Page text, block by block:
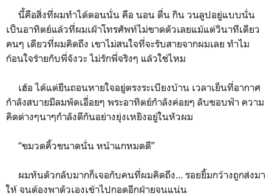
นี้คือสิ่งที่ผมทำได้ตอนนั่น คือ นอน ตื่น กิน วนลูปอยู่แบบนั่น
เป็นอาทิตย์แล้วที่ผมเฝ้าโทรศัพท์ไม่ขาดตัวเลยแม้แต่วินาทีเดียว
คนๆ เดียวที่ผมคิดถึง เขาไม่สนใจที่จะรับสายจากผมเลย ทำไม
ก้อนใจร้ายกับพี่จังวะ ไม่รักพี่จริงๆ แล้วใช่ไหม
เฮ้อ ได้แต่ยืนถอนหายใจอยู่ตรงระเบียงบ้าน เวลาเย็นที่อากาศ
กำลังสบายมีลมพัดเอื่อยๆ พระอาทิตย์กำลังค่อยๆ ลับขอบฟ้า ความ
คิดต่างๆนาๆกำลังตีกันอย่างยุ่งเหยิงอยู่ในหัวผม
“ขมวดคิ้วขนาดนั่น หน้าแกหมดดี”
ผมหันตัวกลับมากก็เจอกับคนที่ผมคิดถึง... รอยยิ้มกว้างถูกส่งมา
ให้ จนต้องพาตัวเองเข้าไปกอดอีกฝ่ายจนแน่น